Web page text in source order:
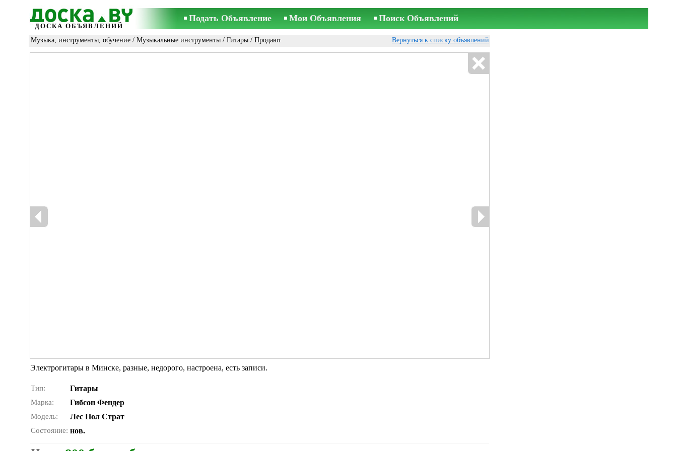
ДОСКА ОБЪЯВЛЕНИЙ
Подать Объявление Мои Объявления Поиск Объявлений
Музыка, инструменты, обучение / Музыкальные инструменты / Гитары / Продают Вернуться к списку объявлений
Электрогитары в Минске, разные, недорого, настроена, есть записи.
Тип: Гитары
Марка: Гибсон Фендер
Модель: Лес Пол Страт
Состояние: нов.